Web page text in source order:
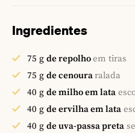
Ingredientes
75 g de repolhoem tiras
75 g de cenouraralada
40 g de milho em lata
40 g de ervilha em lata
40 g de uva-passa preta